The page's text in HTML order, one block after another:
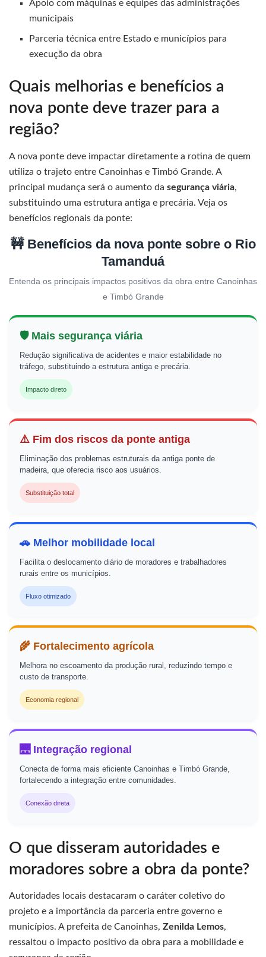
Apoio com máquinas e equipes das administrações
municipais
Parceria técnica entre Estado e municípios para
execução da obra
Quais melhorias e benefícios a
nova ponte deve trazer para a
região?
A nova ponte deve impactar diretamente a rotina de quem
utiliza o trajeto entre Canoinhas e Timbó Grande. A
principal mudança será o aumento da segurança viária,
substituindo uma estrutura antiga e precária. Veja os
benefícios regionais da ponte:
🚧 Benefícios da nova ponte sobre o Rio
Tamanduá
Entenda os principais impactos positivos da obra entre Canoinhas
e Timbó Grande
🛡️ Mais segurança viária
Redução significativa de acidentes e maior estabilidade no
tráfego, substituindo a estrutura antiga e precária.
Impacto direto
⚠️ Fim dos riscos da ponte antiga
Eliminação dos problemas estruturais da antiga ponte de
madeira, que oferecia risco aos usuários.
Substituição total
🚗 Melhor mobilidade local
Facilita o deslocamento diário de moradores e trabalhadores
rurais entre os municípios.
Fluxo otimizado
🌾 Fortalecimento agrícola
Melhora no escoamento da produção rural, reduzindo tempo e
custo de transporte.
Economia regional
🌉 Integração regional
Conecta de forma mais eficiente Canoinhas e Timbó Grande,
fortalecendo a integração entre comunidades.
Conexão direta
O que disseram autoridades e
moradores sobre a obra da ponte?
Autoridades locais destacaram o caráter coletivo do
projeto e a importância da parceria entre governo e
municípios. A prefeita de Canoinhas, Zenilda Lemos,
ressaltou o impacto positivo da obra para a mobilidade e